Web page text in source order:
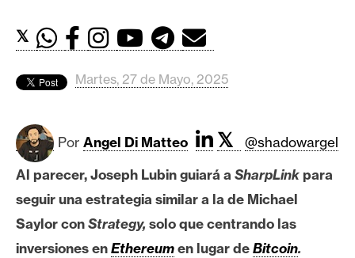
d
s
B
t
c
o
i
𝕏
Martes, 27 de Mayo, 2025
Por Angel Di Matteo 𝕏
@shadowargel
Al parecer, Joseph Lubin guiará a SharpLinkpara
seguir una estrategia similar a la de Michael
Saylor conStrategy, solo que centrando las
inversiones enEthereumen lugar deBitcoin.